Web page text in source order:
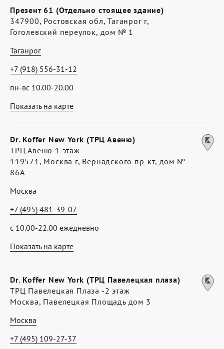
Показать на карте
Презент 61 (Отдельно стоящее здание)
347900, Ростовская обл, Таганрог г,
Гоголевский переулок, дом № 1
Таганрог
пн-вс 10.00-20.00
+7 (918) 556-31-12
Показать на карте
Dr. Koffer New York (ТРЦ Авеню)
ТРЦ Авеню 1 этаж
119571, Москва г, Вернадского пр-кт, дом №
86А
Москва
с 10.00-22.00 ежедневно
+7 (495) 481-39-07
Dr. Koffer New York (ТРЦ Павелецкая плаза)
ТРЦ Павелецкая Плаза -2 этаж
Москва, Павелецкая Площадь дом 3
Москва
+7 (495) 109-27-37